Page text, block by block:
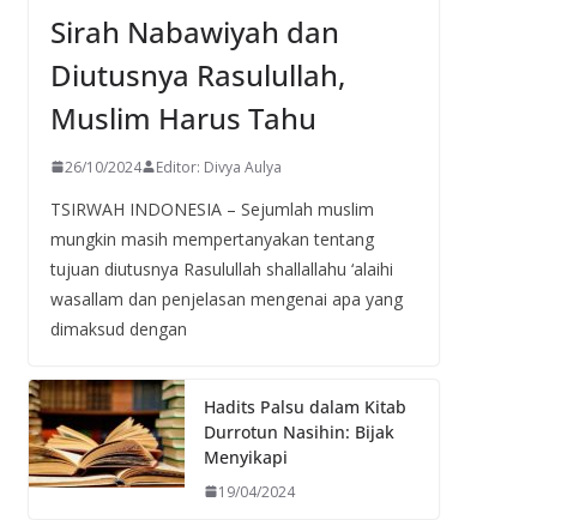
Sirah Nabawiyah dan
Diutusnya Rasulullah,
Muslim Harus Tahu
26/10/2024 Editor: Divya Aulya
TSIRWAH INDONESIA – Sejumlah muslim
mungkin masih mempertanyakan tentang
tujuan diutusnya Rasulullah shallallahu ‘alaihi
wasallam dan penjelasan mengenai apa yang
dimaksud dengan
Hadits Palsu dalam Kitab
Durrotun Nasihin: Bijak
Menyikapi
19/04/2024